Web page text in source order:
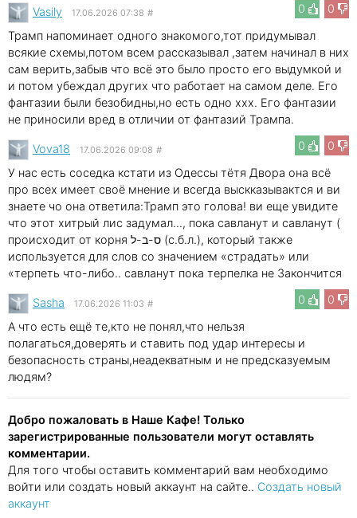
0 0
Vasily 17.06.2026 07:38 #
Трамп напоминает одного знакомого,тот придумывал
всякие схемы,потом всем рассказывал ,затем начинал в них
сам верить,забыв что всё это было просто его выдумкой и
и потом убеждал других что работает на самом деле. Его
фантазии были безобидны,но есть одно xxx. Его фантазии
не приносили вред в отличии от фантазий Трампа.
0
0
Vova18 17.06.2026 09:08 #
У нас есть соседка кстати из Одессы тётя Двора она всё
про всех имеет своё мнение и всегда выскказывактся и ви
знаете чо она ответила:Трамп это голова! ви еще увидите
что этот хитрый лис задумал..., пока савланут и савланут (
происходит от корня ס-ב-ל (с.б.л.), который также
используется для слов со значением «страдать» или
«терпеть что-либо.. савланут пока терпелка не Закончится
0
0
Sasha 17.06.2026 11:03 #
А что есть ещё те,кто не понял,что нельзя
полагаться,доверять и ставить под удар интересы и
безопасность страны,неадекватным и не предсказуемым
людям?
Добро пожаловать в Наше Кафе! Только
зарегистрированные пользователи могут оставлять
комментарии.
Для того чтобы оставить комментарий вам необходимо
войти или создать новый аккаунт на сайте.. Создать новый
аккаунт